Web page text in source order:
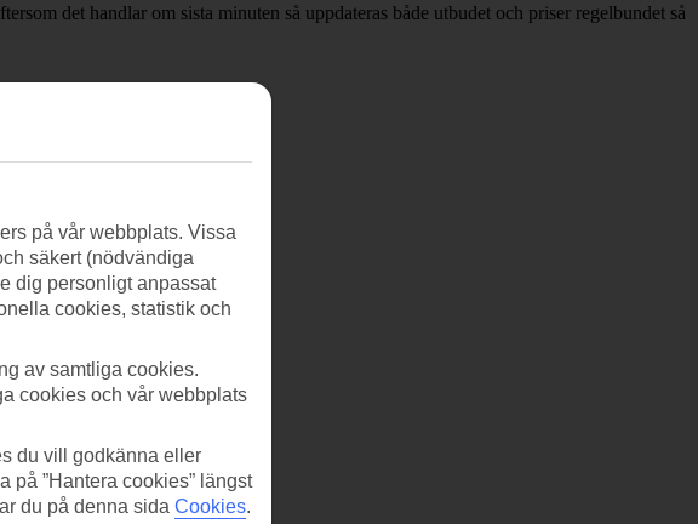
det handlar om sista minuten så uppdateras både utbudet och priser regelbundet så
på vår webbplats. Vissa
säkert (nödvändiga
dig personligt anpassat
cookies, statistik och
av samtliga cookies.
cookies och vår webbplats
du vill godkänna eller
på ”Hantera cookies” längst
du på denna sida Cookies.